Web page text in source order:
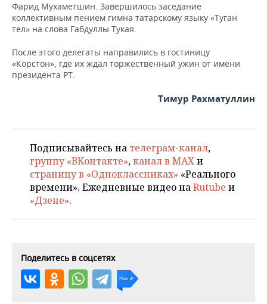
Фарид Мухаметшин. Завершилось заседание
коллективным пением гимна татарскому языку «Туган
тел» на слова Габдуллы Тукая.
После этого делегаты направились в гостиницу
«Корстон», где их ждал торжественный ужин от имени
президента РТ.
Тимур Рахматуллин
Подписывайтесь на телеграм-канал,
группу «ВКонтакте»,канал в MAXи
страницу в «Одноклассниках» «Реального
времени». Ежедневные видео наRutube и
«Дзене».
Поделитесь в соцсетях